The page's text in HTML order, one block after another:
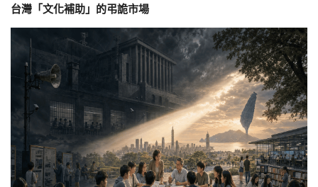
台灣「文化補助」的弔詭市場